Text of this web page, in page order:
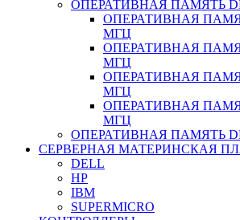
ОПЕРАТИВНАЯ ПАМЯТЬ
ОПЕРАТИВНАЯ
МГЦ
ОПЕРАТИВНАЯ
МГЦ
ОПЕРАТИВНАЯ
МГЦ
ОПЕРАТИВНАЯ
МГЦ
ОПЕРАТИВНАЯ ПАМЯТЬ
СЕРВЕРНАЯ МАТЕРИНСКАЯ
DELL
HP
IBM
SUPERMICRO